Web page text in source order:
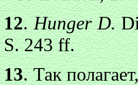
12.Hunger D.
S. 243 ff.
13. Так